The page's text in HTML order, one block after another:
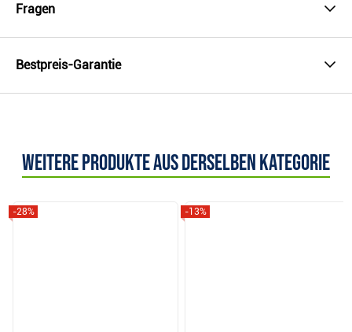
Fragen
Bestpreis-Garantie
Weitere Produkte aus derselben Kategorie
-28% -13%